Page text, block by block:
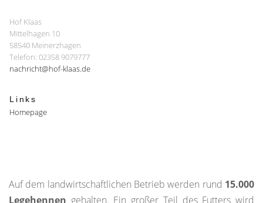
Hof Klaas
Mittelhagen 10
58540 Meinerzhagen
Telefon: 02358 9079777
nachricht@hof-klaas.de
Links
Homepage
Auf dem landwirtschaftlichen Betrieb werden rund 15.000
Legehennen gehalten. Ein großer Teil des Futters wird